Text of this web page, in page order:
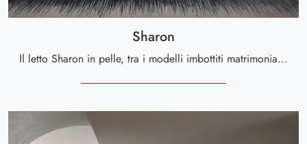
Sharon
Il letto Sharon in pelle, tra i modelli imbottiti matrimoniali moderni di Spar, è ideale per assicurarti il riposo migliore.